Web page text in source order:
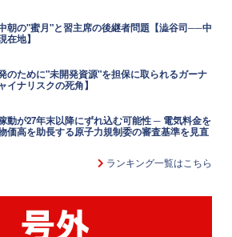
朝の"蜜月"と習主席の後継者問題【澁谷司──中
在地】
のために"未開発資源"を担保に取られるガーナ
イナリスクの死角】
動が27年末以降にずれ込む可能性 ─ 電気料金を
価高を助長する原子力規制委の審査基準を見直
ランキング一覧はこちら